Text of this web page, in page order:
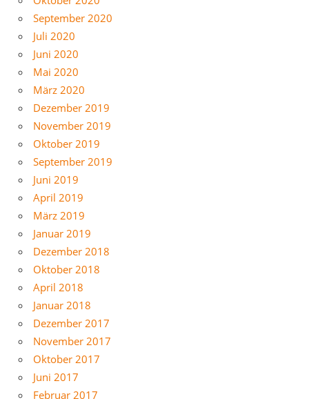
September 2020
Juli 2020
Juni 2020
Mai 2020
März 2020
Dezember 2019
November 2019
Oktober 2019
September 2019
Juni 2019
April 2019
März 2019
Januar 2019
Dezember 2018
Oktober 2018
April 2018
Januar 2018
Dezember 2017
November 2017
Oktober 2017
Juni 2017
Februar 2017